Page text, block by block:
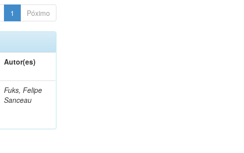
1 Póximo
Autor(es)
Fuks, Felipe
Sanceau